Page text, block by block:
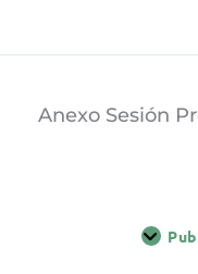
Anexo Sesión